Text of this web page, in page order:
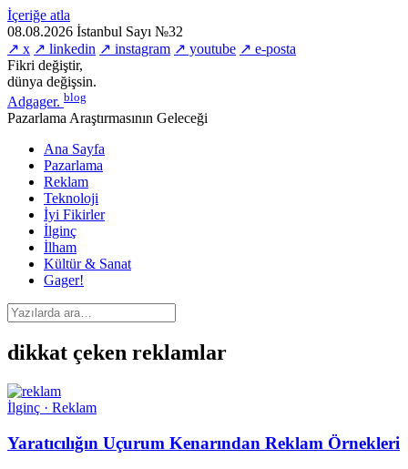
İçeriğe atla
08.08.2026 İstanbul Sayı №32
↗ x ↗ linkedin ↗ instagram ↗ youtube ↗ e-posta
Fikri değiştir,
dünya değişsin.
Adgager. blog
Pazarlama Araştırmasının Geleceği
Ana Sayfa
Pazarlama
Reklam
Teknoloji
İyi Fikirler
İlginç
İlham
Kültür & Sanat
Gager!
dikkat çeken reklamlar
İlginç · Reklam
Yaratıcılığın Uçurum Kenarından Reklam Örnekleri